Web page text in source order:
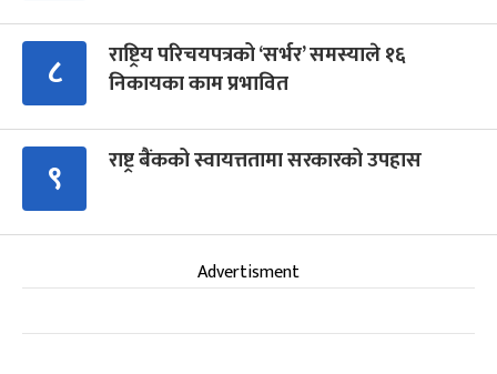
८
राष्ट्रिय परिचयपत्रको ‘सर्भर’ समस्याले १६
निकायका काम प्रभावित
९ राष्ट्र बैंकको स्वायत्ततामा सरकारको उपहास
Advertisment